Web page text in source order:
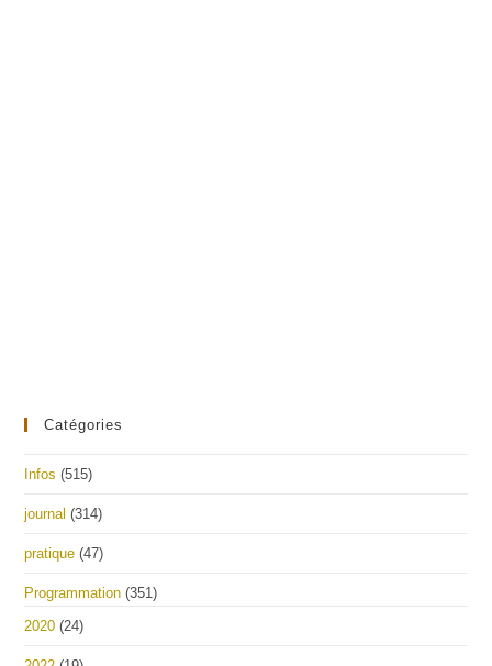
Catégories
Infos (515)
journal (314)
pratique (47)
Programmation (351)
2020 (24)